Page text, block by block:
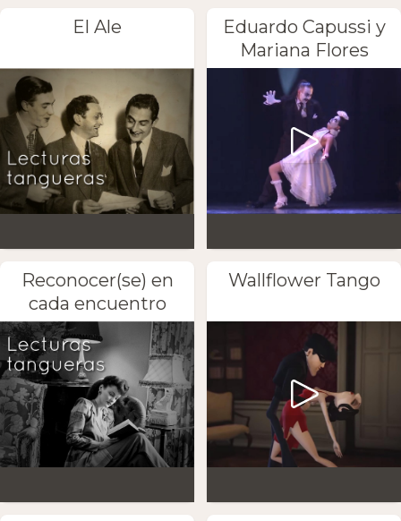
El Ale
Eduardo Capussi y
Mariana Flores
Reconocer(se) en
cada encuentro
Wallflower Tango